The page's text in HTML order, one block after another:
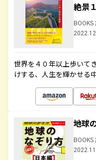
絶景
BOOKS
世界を４０年以上歩いて
けする、人生を輝かせる
地球
BOOKS